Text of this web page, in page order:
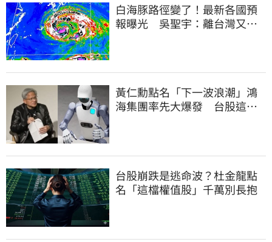
白海豚路徑變了！最新各國預
報曝光 吳聖宇：離台灣又更
黃仁勳點名「下一波浪潮」鴻
海集團率先大爆發 台股這族
台股崩跌是逃命波？杜金龍點
名「這檔權值股」千萬別長抱